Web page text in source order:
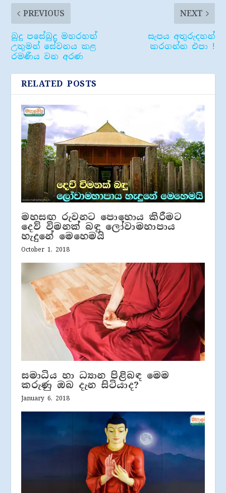
PREVIOUS
බුදු පසේබුදු මහරහත්
උතුමන් සේවනය කළ
රමණීය වන අරණ
NEXT
සැපය අතුරුදහන්
කරගන්න එපා !
RELATED POSTS
මහසඟ රුවනට පොහොය කිරීමට
දෙව් විමනක් බඳු ලෝවාමහාපාය
හැදුනේ මෙහෙමයි
October 1, 2018
සමාධිය හා ධ්‍යාන පිළිබඳ මෙම
කරුණු ඔබ දැන සිටියාද?
January 6, 2018